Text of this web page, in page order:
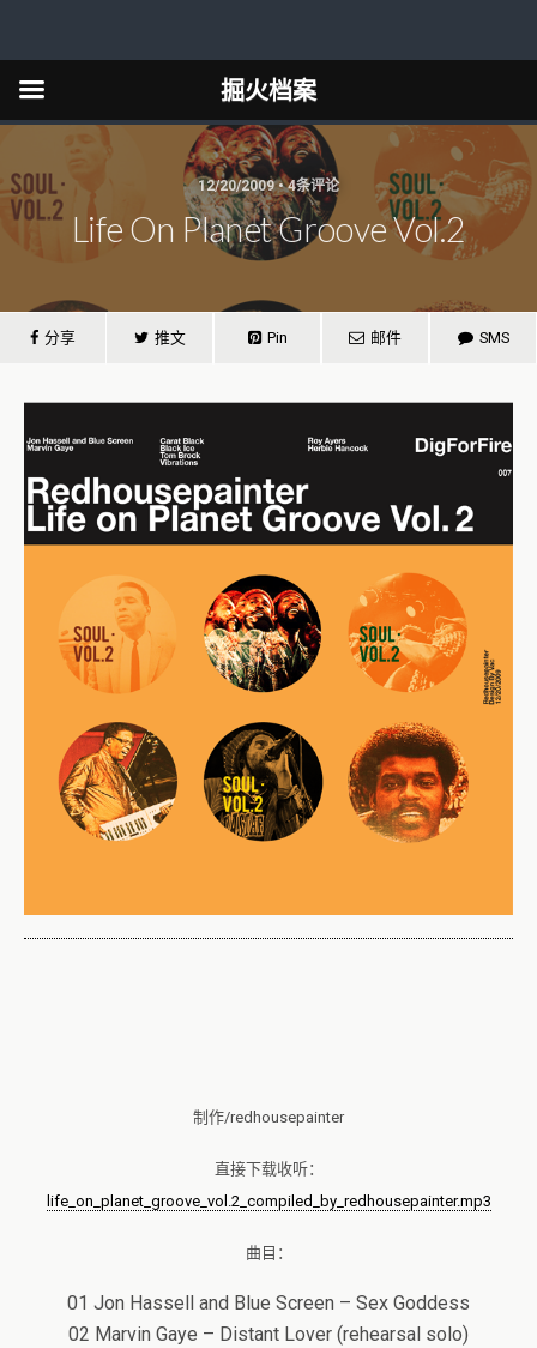
12/20/2009 • 4条评论
Life On Planet Groove Vol.2
分享 推文 Pin 邮件 SMS
制作/redhousepainter
直接下载收听：
life_on_planet_groove_vol.2_compiled_by_redhousepainter.mp3
曲目：
01 Jon Hassell and Blue Screen – Sex Goddess
02 Marvin Gaye – Distant Lover (rehearsal solo)
掘火档案